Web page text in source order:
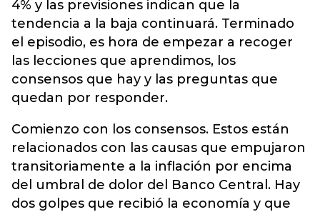
4% y las previsiones indican que la
tendencia a la baja continuará. Terminado
el episodio, es hora de empezar a recoger
las lecciones que aprendimos, los
consensos que hay y las preguntas que
quedan por responder.
Comienzo con los consensos. Estos están
relacionados con las causas que empujaron
transitoriamente a la inflación por encima
del umbral de dolor del Banco Central. Hay
dos golpes que recibió la economía y que